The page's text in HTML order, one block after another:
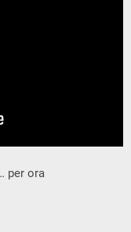
per ora